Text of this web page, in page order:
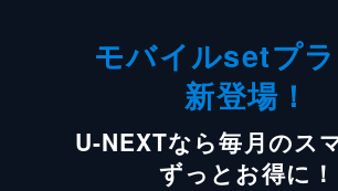
モバイルsetプ
新登場！
U-NEXTなら毎月のス
ずっとお得に！